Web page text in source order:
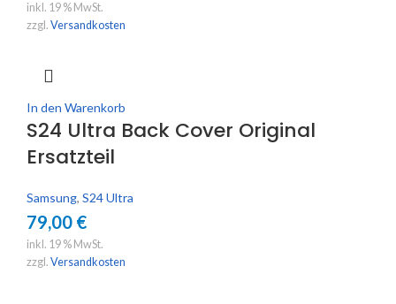
inkl. 19 % MwSt.
zzgl. Versandkosten
In den Warenkorb
S24 Ultra Back Cover Original
Ersatzteil
Samsung, S24 Ultra
79,00 €
inkl. 19 % MwSt.
zzgl. Versandkosten